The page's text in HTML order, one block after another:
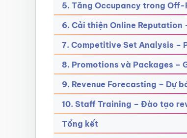
5. Tăng Occupancy trong Off-
6. Cải thiện Online
7. Competitive Set Analysis –
8. Promotions và Packages –
9. Revenue Forecasting – Dự
10. Staff Training – Đào tạo
Tổng kết